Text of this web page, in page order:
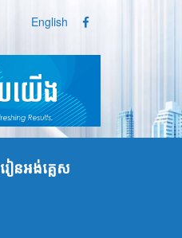
English
រៀនអង់គ្លេស